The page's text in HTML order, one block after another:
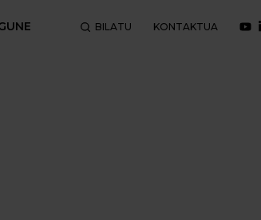
BILATU KONTAKTUA